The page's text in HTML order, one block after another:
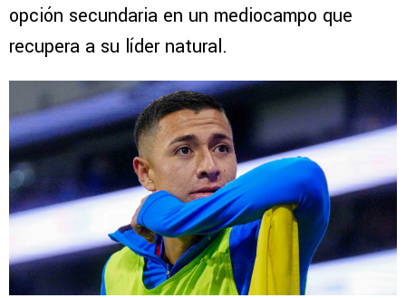
opción secundaria en un mediocampo que
recupera a su líder natural.